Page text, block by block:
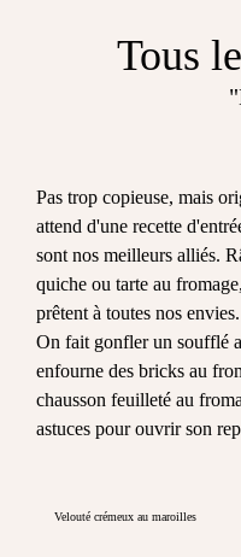
Tous
Pas trop copieuse, mais
attend d'une recette
sont nos meilleurs alliés.
quiche ou tarte au
prêtent à toutes nos
On fait gonfler un soufflé
enfourne des bricks au
chausson feuilleté au
astuces pour ouvrir son
Velouté crémeux au maroilles